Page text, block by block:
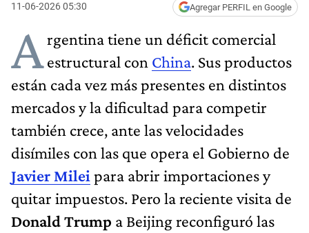
11-06-2026 05:30 Agregar PERFIL en Google
Argentina tiene un déficit comercial
estructural con China. Sus productos
están cada vez más presentes en distintos
mercados y la dificultad para competir
también crece, ante las velocidades
disímiles con las que opera el Gobierno de
Javier Milei para abrir importaciones y
quitar impuestos. Pero la reciente visita de
Donald Trump a Beijing reconfiguró las